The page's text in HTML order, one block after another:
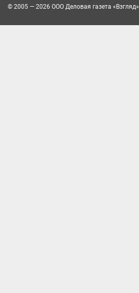
© 2005 — 2026 ООО Деловая газета «Взгляд»